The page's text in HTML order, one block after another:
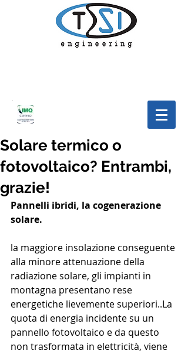
Solare termico o
fotovoltaico? Entrambi,
grazie!
Pannelli ibridi, la cogenerazione
solare.
la maggiore insolazione conseguente
alla minore attenuazione della
radiazione solare, gli impianti in
montagna presentano rese
energetiche lievemente superiori..La
quota di energia incidente su un
pannello fotovoltaico e da questo
non trasformata in elettricità, viene